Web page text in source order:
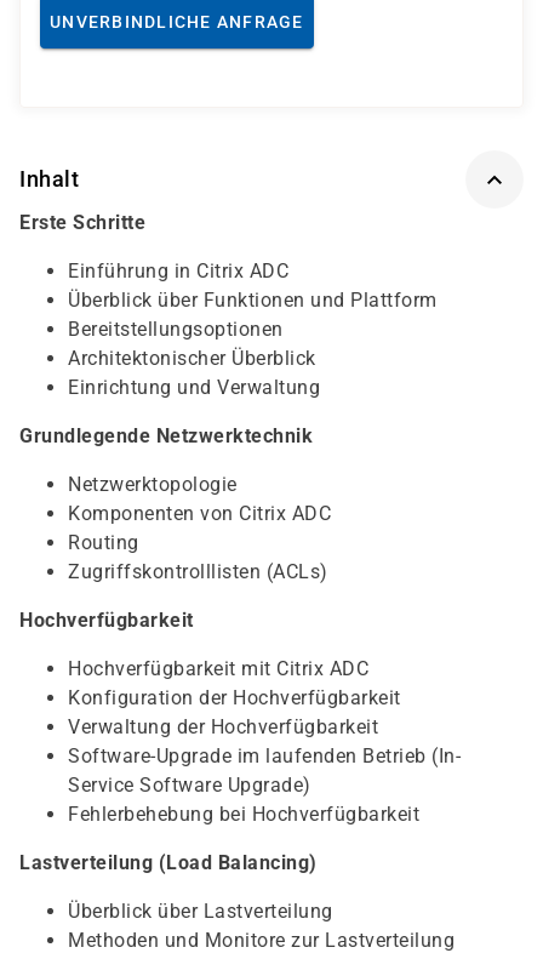
UNVERBINDLICHE ANFRAGE
Inhalt
Erste Schritte
Einführung in Citrix ADC
Überblick über Funktionen und Plattform
Bereitstellungsoptionen
Architektonischer Überblick
Einrichtung und Verwaltung
Grundlegende Netzwerktechnik
Netzwerktopologie
Komponenten von Citrix ADC
Routing
Zugriffskontrolllisten (ACLs)
Hochverfügbarkeit
Hochverfügbarkeit mit Citrix ADC
Konfiguration der Hochverfügbarkeit
Verwaltung der Hochverfügbarkeit
Software-Upgrade im laufenden Betrieb (In-
Service Software Upgrade)
Fehlerbehebung bei Hochverfügbarkeit
Lastverteilung (Load Balancing)
Überblick über Lastverteilung
Methoden und Monitore zur Lastverteilung